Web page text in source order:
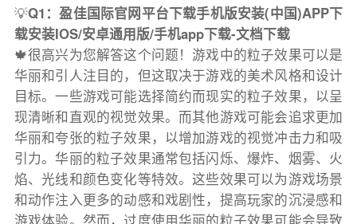
💡Q1：盈佳国际官网平台下载手机版安装(中国)APP下
载安装IOS/安卓通用版/手机app下载-文档下载
🍁很高兴为您解答这个问题！游戏中的粒子效果可以是
华丽和引人注目的，但这取决于游戏的美术风格和设计
目标。一些游戏可能选择简约而现实的粒子效果，以呈
现清晰和直观的视觉效果。而其他游戏可能会追求更加
华丽和夸张的粒子效果，以增加游戏的视觉冲击力和吸
引力。华丽的粒子效果通常包括闪烁、爆炸、烟雾、火
焰、光线和颜色变化等特效。这些效果可以为游戏场景
和动作注入更多的动感和戏剧性，提高玩家的沉浸感和